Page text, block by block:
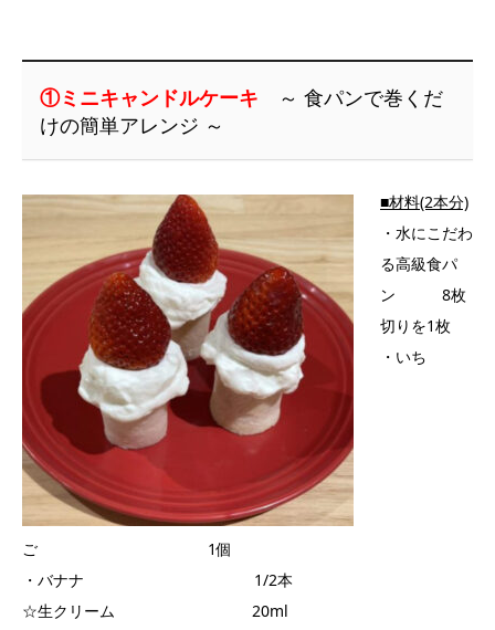
①ミニキャンドルケーキ ～ 食パンで巻くだ
けの簡単アレンジ ～
■材料(2本分)
・水にこだわ
る高級食パ
ン 8枚
切りを1枚
・いち
ご 1個
・バナナ 1/2本
☆生クリーム 20ml